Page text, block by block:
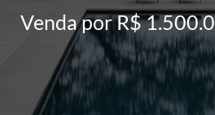
Venda por R$